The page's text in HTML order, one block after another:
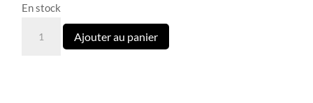
En stock
Ajouter au panier